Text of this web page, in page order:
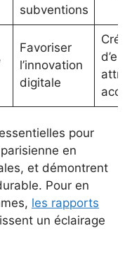
subventions
Favoriser
l’innovation
digitale
accrue
pour
en
et démontrent
Pour en
les rapports
un éclairage